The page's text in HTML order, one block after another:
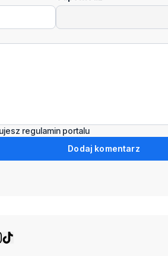
regulamin portalu
Dodaj komentarz